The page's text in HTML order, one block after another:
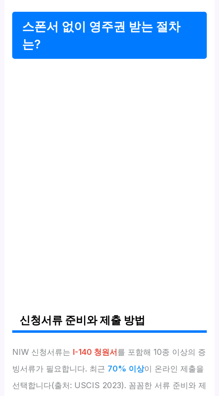
스폰서 없이 영주권 받는 절차
는?
신청서류 준비와 제출 방법
NIW 신청서류는 I-140 청원서를 포함해 10종 이상의 증
빙서류가 필요합니다. 최근 70% 이상이 온라인 제출을
선택합니다(출처: USCIS 2023). 꼼꼼한 서류 준비와 제